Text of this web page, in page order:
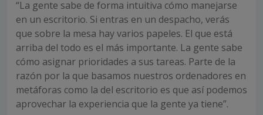
“La gente sabe de forma intuitiva cómo manejarse
en un escritorio. Si entras en un despacho, verás
que sobre la mesa hay varios papeles. El que está
arriba del todo es el más importante. La gente sabe
cómo asignar prioridades a sus tareas. Parte de la
razón por la que basamos nuestros ordenadores en
metáforas como la del escritorio es que así podemos
aprovechar la experiencia que la gente ya tiene”.